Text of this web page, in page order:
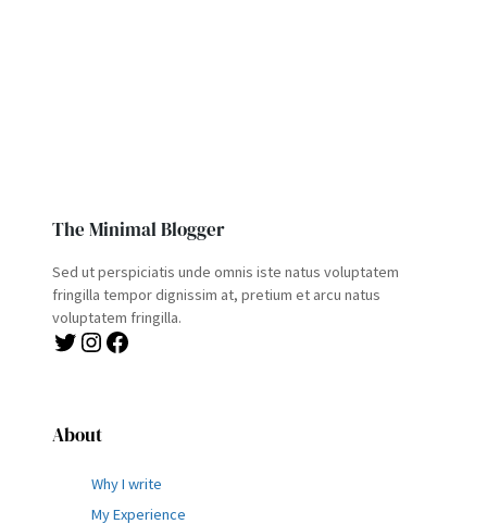
The Minimal Blogger
Sed ut perspiciatis unde omnis iste natus voluptatem
fringilla tempor dignissim at, pretium et arcu natus
voluptatem fringilla.
Twitter Instagram Facebook
About
Why I write
My Experience